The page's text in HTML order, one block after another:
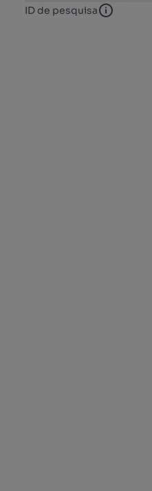
ID de pesquisa ID de